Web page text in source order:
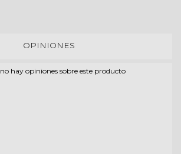
OPINIONES
hay opiniones sobre este producto